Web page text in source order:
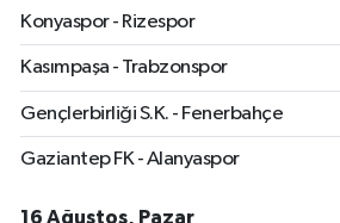
Konyaspor - Rizespor
Kasımpaşa - Trabzonspor
Gençlerbirliği S.K. - Fenerbahçe
Gaziantep FK - Alanyaspor
16 Ağustos, Pazar